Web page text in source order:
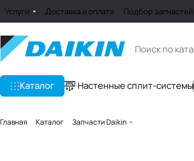
Услуги Доставка и оплата Подбор запчастей
Каталог Настенные сплит-системы
Главная Каталог Запчасти Daikin